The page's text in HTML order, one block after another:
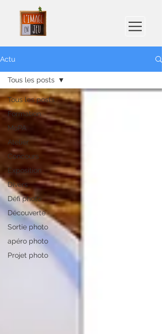
Actu
Tous les posts
Formation
MoPA
Atelier
Concours
Exposition
Divers
Défi photo
Découverte
Sortie photo
apéro photo
Projet photo
Tous les posts